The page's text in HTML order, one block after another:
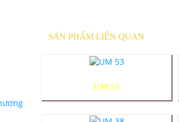
SẢN PHẨM LIÊN QUAN
UM 53